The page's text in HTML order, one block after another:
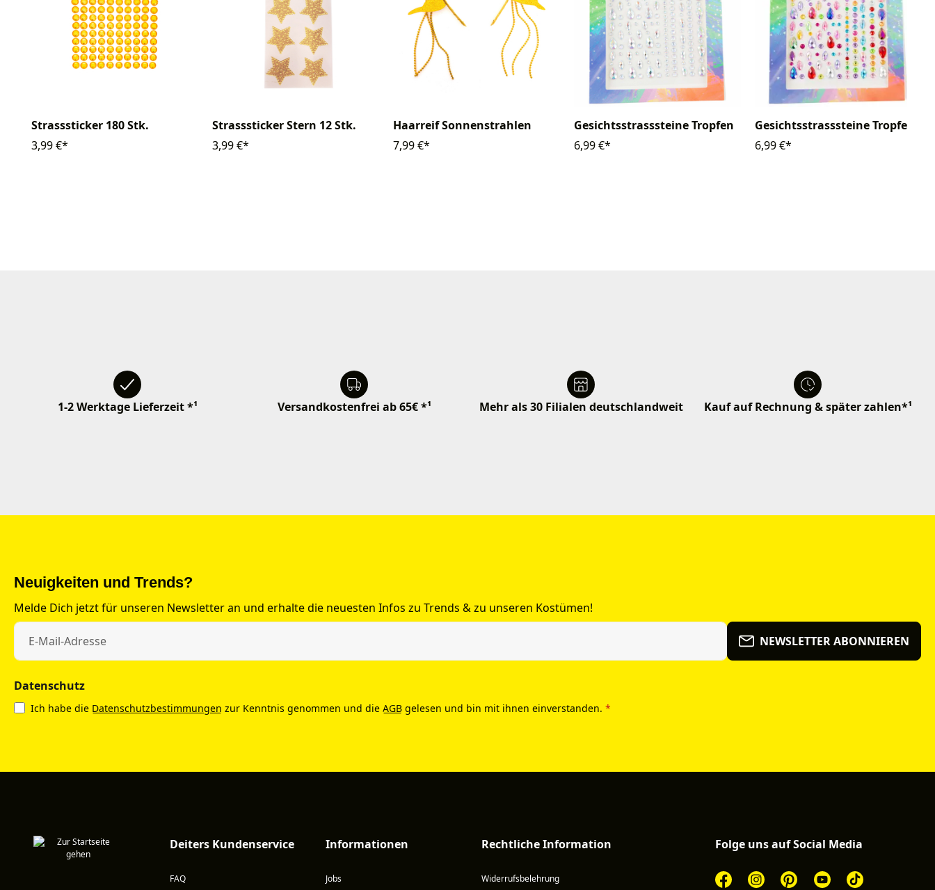
Strasssticker 180 Stk.
3,99 €*
Strasssticker Stern 12 Stk.
3,99 €*
Haarreif Sonnenstrahlen
7,99 €*
Gesichtsstrasssteine Tropfen
6,99 €*
Gesichtsstrasssteine Tropfen
6,99 €*
1-2 Werktage Lieferzeit *¹ Versandkostenfrei ab 65€ *¹ Mehr als 30 Filialen deutschlandweit Kauf auf Rechnung & später zahlen*¹
Neuigkeiten und Trends?
Melde Dich jetzt für unseren Newsletter an und erhalte die neuesten Infos zu Trends & zu unseren Kostümen!
NEWSLETTER ABONNIEREN
Datenschutz
Ich habe die Datenschutzbestimmungen zur Kenntnis genommen und die AGB gelesen und bin mit ihnen einverstanden. *
Deiters Kundenservice
FAQ
Informationen
Jobs
Rechtliche Information
Widerrufsbelehrung
Folge uns auf Social Media